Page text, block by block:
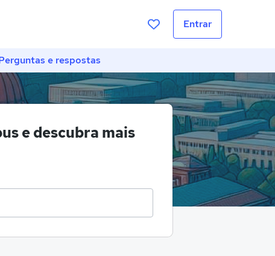
Entrar
e respostas
e descubra mais